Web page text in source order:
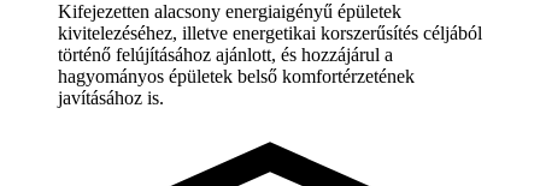
Kifejezetten alacsony energiaigényű épületek
kivitelezéséhez, illetve energetikai korszerűsítés céljából
történő felújításához ajánlott, és hozzájárul a
hagyományos épületek belső komfortérzetének
javításához is.